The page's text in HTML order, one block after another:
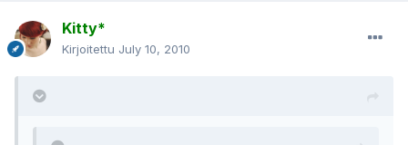
Kitty*
Kirjoitettu July 10, 2010